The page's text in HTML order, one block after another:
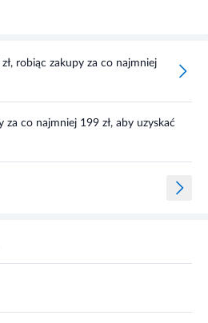
robiąc zakupy za co najmniej
za co najmniej 199 zł, aby uzyskać